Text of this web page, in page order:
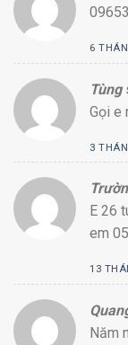
6
Tùng
Gọi e
3
E 26
em
13
Năm